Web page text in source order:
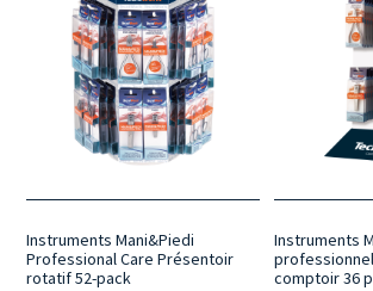
ongles, aux cuticules et à la peau des mains et
et praticité: des outils fabriqués à partir de
conçus pour garantir confort, praticité et
d’utilisation.Large choix: de nombreux modèles
trouver l’outil le mieux adapté aux différents
manucure et de pédicure.Pour le bien-être au
gamme conçue pour celles et ceux qui
Instruments Mani&Piedi
Professional Care Présentoir
rotatif 52-pack
Instruments
comptoir 36